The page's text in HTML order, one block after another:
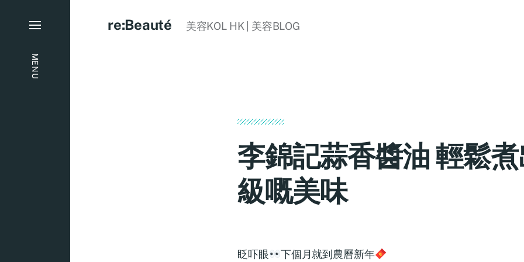
MENU
re:Beauté 美容KOL HK | 美容BLOG
李錦記蒜香醬油 輕鬆
級嘅美味
眨吓眼 下個月就到農曆新年